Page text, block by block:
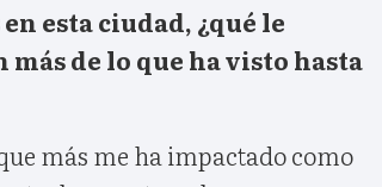
esta ciudad, ¿qué le
de lo que ha visto hasta
más me ha impactado como